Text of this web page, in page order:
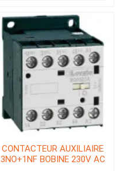
CONTACTEUR AUXILIAIRE
3NO+1NF BOBINE 230V AC